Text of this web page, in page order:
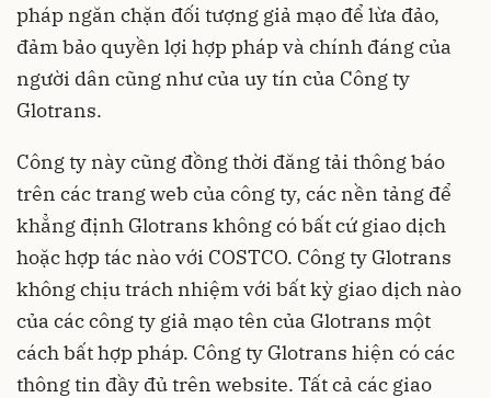
pháp ngăn chặn đối tượng giả mạo để lừa đảo,
đảm bảo quyền lợi hợp pháp và chính đáng của
người dân cũng như của uy tín của Công ty
Glotrans.
Công ty này cũng đồng thời đăng tải thông báo
trên các trang web của công ty, các nền tảng để
khẳng định Glotrans không có bất cứ giao dịch
hoặc hợp tác nào với COSTCO. Công ty Glotrans
không chịu trách nhiệm với bất kỳ giao dịch nào
của các công ty giả mạo tên của Glotrans một
cách bất hợp pháp. Công ty Glotrans hiện có các
thông tin đầy đủ trên website. Tất cả các giao